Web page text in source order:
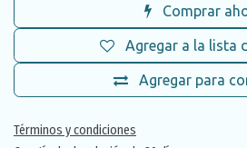
Comprar
Agregar para
Agregar a la lista
Términos y condiciones